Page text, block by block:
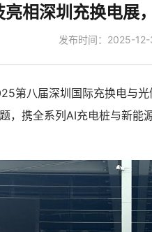
亮相深圳充换电展
发布时间：2025-
第八届深圳国际充换电与光
，携全系列AI充电桩与新